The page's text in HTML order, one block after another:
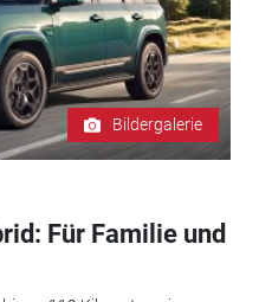
Bildergalerie
Für Familie und